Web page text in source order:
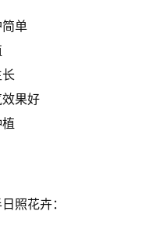
单
果好
照花卉：